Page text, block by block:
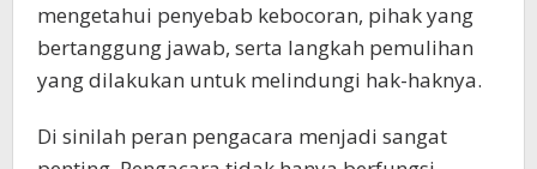
mengetahui penyebab kebocoran, pihak yang
bertanggung jawab, serta langkah pemulihan
yang dilakukan untuk melindungi hak-haknya.
Di sinilah peran pengacara menjadi sangat